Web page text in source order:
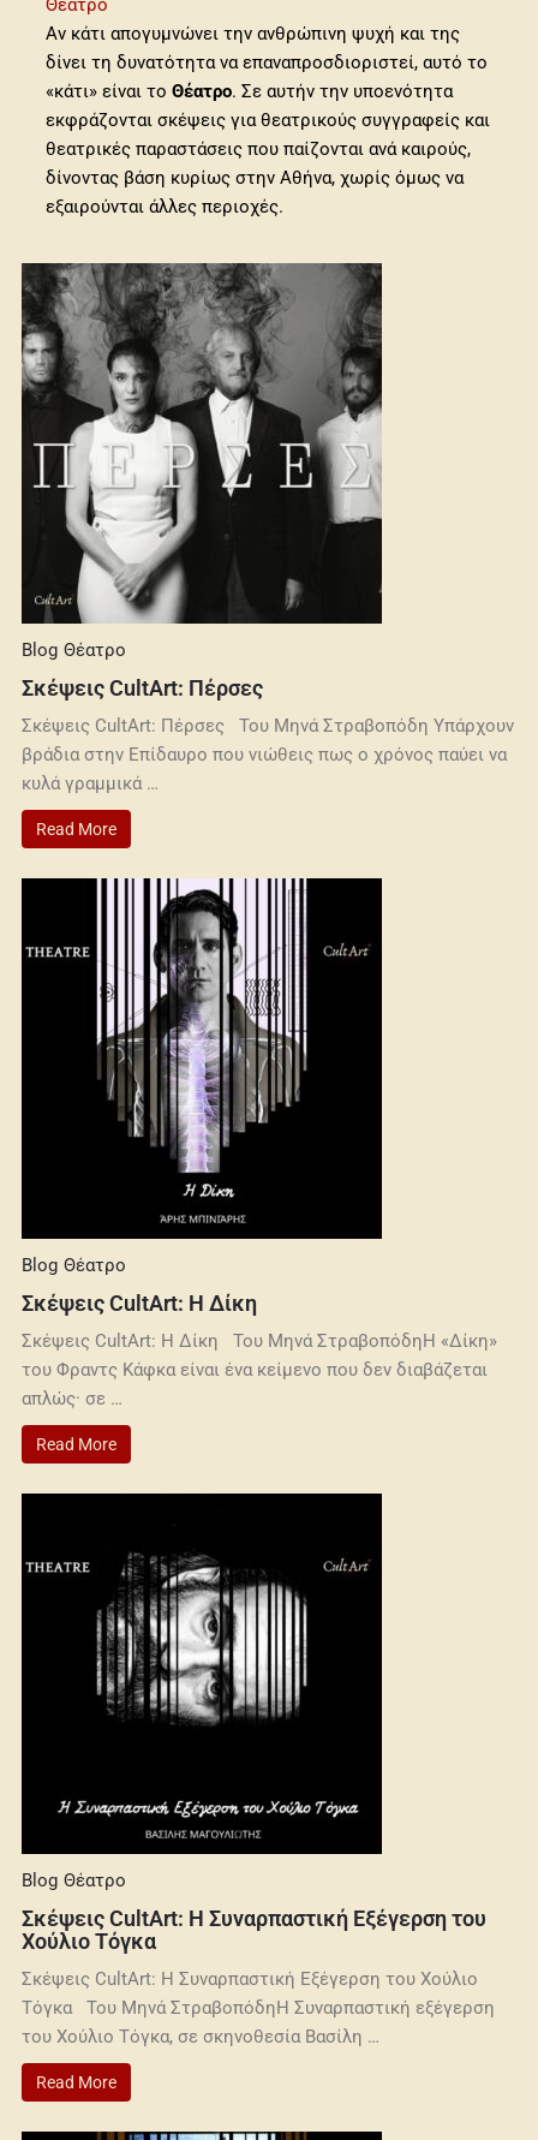
Θέατρο
Αν κάτι απογυμνώνει την ανθρώπινη ψυχή και της
δίνει τη δυνατότητα να επαναπροσδιοριστεί, αυτό το
«κάτι» είναι τοΘέατρο. Σε αυτήν την υποενότητα
εκφράζονται σκέψεις για θεατρικούς συγγραφείς και
θεατρικές παραστάσεις που παίζονται ανά καιρούς,
δίνοντας βάση κυρίως στην Αθήνα, χωρίς όμως να
εξαιρούνται άλλες περιοχές.
Blog Θέατρο
Σκέψεις CultArt: Πέρσες
Σκέψεις CultArt: Πέρσες Του Μηνά Στραβοπόδη Υπάρχουν
βράδια στην Επίδαυρο που νιώθεις πως ο χρόνος παύει να
κυλά γραμμικά …
Read More
Blog Θέατρο
Σκέψεις CultArt: Η Δίκη
Σκέψεις CultArt: Η Δίκη Του Μηνά ΣτραβοπόδηΗ «Δίκη»
του Φραντς Κάφκα είναι ένα κείμενο που δεν διαβάζεται
απλώς· σε …
Read More
Blog Θέατρο
Σκέψεις CultArt: Η Συναρπαστική Εξέγερση του
Χούλιο Τόγκα
Σκέψεις CultArt: Η Συναρπαστική Εξέγερση του Χούλιο
Τόγκα Του Μηνά ΣτραβοπόδηΗ Συναρπαστική εξέγερση
του Χούλιο Τόγκα, σε σκηνοθεσία Βασίλη …
Read More